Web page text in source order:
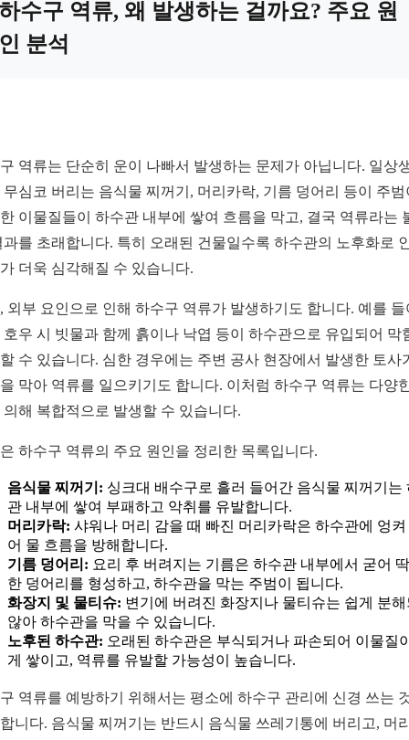
수구 역류, 왜 발생하는 걸까요? 주요 원
분석
역류는 단순히 운이 나빠서 발생하는 문제가 아닙니다. 일상
무심코 버리는 음식물 찌꺼기, 머리카락, 기름 덩어리 등이 주범
이물질들이 하수관 내부에 쌓여 흐름을 막고, 결국 역류라는
과를 초래합니다. 특히 오래된 건물일수록 하수관의 노후화로
더욱 심각해질 수 있습니다.
외부 요인으로 인해 하수구 역류가 발생하기도 합니다. 예를 들
호우 시 빗물과 함께 흙이나 낙엽 등이 하수관으로 유입되어 막
수 있습니다. 심한 경우에는 주변 공사 현장에서 발생한 토사
막아 역류를 일으키기도 합니다. 이처럼 하수구 역류는 다양
의해 복합적으로 발생할 수 있습니다.
하수구 역류의 주요 원인을 정리한 목록입니다.
음식물 찌꺼기: 싱크대 배수구로 흘러 들어간 음식물 찌꺼기는
관 내부에 쌓여 부패하고 악취를 유발합니다.
머리카락: 샤워나 머리 감을 때 빠진 머리카락은 하수관에 엉켜
어 물 흐름을 방해합니다.
기름 덩어리: 요리 후 버려지는 기름은 하수관 내부에서 굳어
한 덩어리를 형성하고, 하수관을 막는 주범이 됩니다.
화장지 및 물티슈: 변기에 버려진 화장지나 물티슈는 쉽게 분
않아 하수관을 막을 수 있습니다.
노후된 하수관: 오래된 하수관은 부식되거나 파손되어 이물질
게 쌓이고, 역류를 유발할 가능성이 높습니다.
역류를 예방하기 위해서는 평소에 하수구 관리에 신경 쓰는
니다. 음식물 찌꺼기는 반드시 음식물 쓰레기통에 버리고, 머